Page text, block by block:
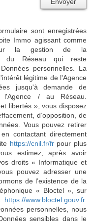
sont enregistrées
Immo agissant comme
la gestion de la
/ du Réseau qui reste
personnelles. La
légitime de l'Agence
jusqu'à demande de
/ au Réseau.
libertés », vous disposez
d’opposition, de
Vous pouvez retirer
contactant directement
https://cnil.fr/frpour plus
estimez, après avoir
droits « Informatique et
pouvez adresser une
de l’existence de la
« Bloctel », sur
https://www.bloctel.gouv.fr.
personnelles, nous
sensibles dans le